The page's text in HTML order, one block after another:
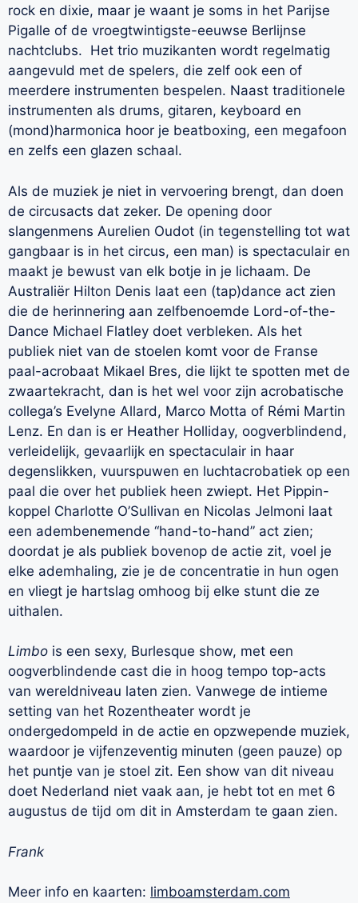
rock en dixie, maar je waant je soms in het Parijse
Pigalle of de vroegtwintigste-eeuwse Berlijnse
nachtclubs. Het trio muzikanten wordt regelmatig
aangevuld met de spelers, die zelf ook een of
meerdere instrumenten bespelen. Naast traditionele
instrumenten als drums, gitaren, keyboard en
(mond)harmonica hoor je beatboxing, een megafoon
en zelfs een glazen schaal.
Als de muziek je niet in vervoering brengt, dan doen
de circusacts dat zeker. De opening door
slangenmens Aurelien Oudot (in tegenstelling tot wat
gangbaar is in het circus, een man) is spectaculair en
maakt je bewust van elk botje in je lichaam. De
Australiër Hilton Denis laat een (tap)dance act zien
die de herinnering aan zelfbenoemde Lord-of-the-
Dance Michael Flatley doet verbleken. Als het
publiek niet van de stoelen komt voor de Franse
paal-acrobaat Mikael Bres, die lijkt te spotten met de
zwaartekracht, dan is het wel voor zijn acrobatische
collega’s Evelyne Allard, Marco Motta of Rémi Martin
Lenz. En dan is er Heather Holliday, oogverblindend,
verleidelijk, gevaarlijk en spectaculair in haar
degenslikken, vuurspuwen en luchtacrobatiek op een
paal die over het publiek heen zwiept. Het Pippin-
koppel Charlotte O’Sullivan en Nicolas Jelmoni laat
een adembenemende “hand-to-hand” act zien;
doordat je als publiek bovenop de actie zit, voel je
elke ademhaling, zie je de concentratie in hun ogen
en vliegt je hartslag omhoog bij elke stunt die ze
uithalen.
Limbo is een sexy, Burlesque show, met een
oogverblindende cast die in hoog tempo top-acts
van wereldniveau laten zien. Vanwege de intieme
setting van het Rozentheater wordt je
ondergedompeld in de actie en opzwepende muziek,
waardoor je vijfenzeventig minuten (geen pauze) op
het puntje van je stoel zit. Een show van dit niveau
doet Nederland niet vaak aan, je hebt tot en met 6
augustus de tijd om dit in Amsterdam te gaan zien.
Frank
Meer info en kaarten: limboamsterdam.com